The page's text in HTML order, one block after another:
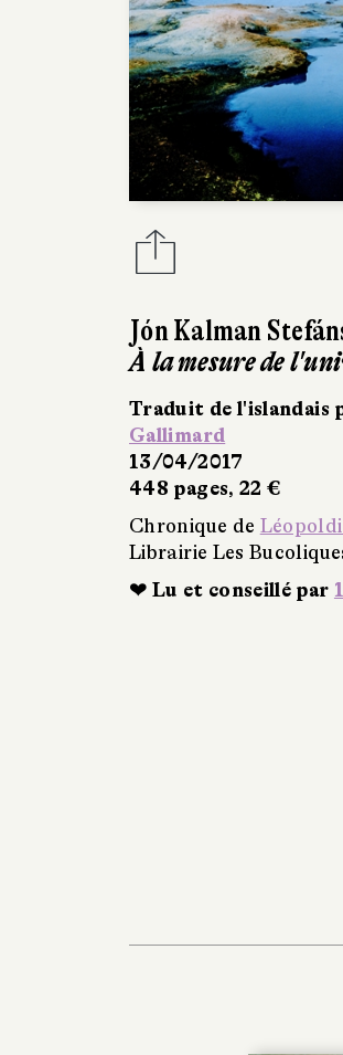
Jón Kalman
À la mesure de
Traduit de l'islandais
Gallimard
13/04/2017
448 pages, 22 €
Chronique de
Librairie Les
❤ Lu et conseillé par